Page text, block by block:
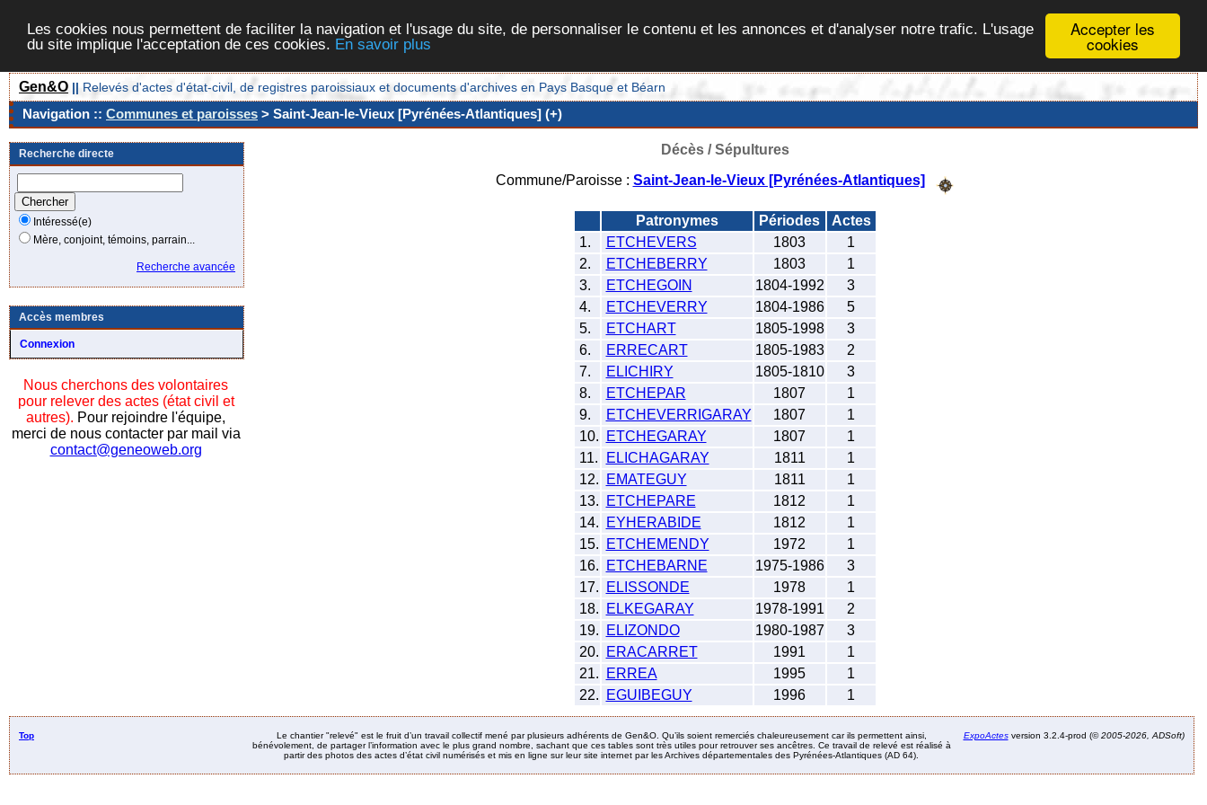
Accepter les
cookies
Les cookies nous permettent de faciliter la navigation et l'usage du site, de personnaliser le contenu et les annonces et d'analyser notre trafic. L'usage
du site implique l'acceptation de ces cookies. En savoir plus
Gen&O || Relevés d'actes d'état-civil, de registres paroissiaux et documents d'archives en Pays Basque et Béarn
Navigation :: Communes et paroisses > Saint-Jean-le-Vieux [Pyrénées-Atlantiques] (+)
Recherche directe
Intéressé(e)
Mère, conjoint, témoins, parrain...
Recherche avancée
Accès membres
Connexion
Nous cherchons des volontaires
pour relever des actes (état civil et
autres). Pour rejoindre l'équipe,
merci de nous contacter par mail via
contact@geneoweb.org
Décès / Sépultures
Commune/Paroisse : Saint-Jean-le-Vieux [Pyrénées-Atlantiques]
Patronymes Périodes
Actes
1.
ETCHEVERS 1803
1
2.
ETCHEBERRY 1803
1
3.
ETCHEGOIN 1804-1992
3
4.
ETCHEVERRY 1804-1986
5
5.
ETCHART 1805-1998
3
6.
ERRECART 1805-1983
2
7.
ELICHIRY 1805-1810
3
8.
ETCHEPAR 1807
1
9.
ETCHEVERRIGARAY 1807
1
10.
ETCHEGARAY 1807
1
11.
ELICHAGARAY 1811
1
12.
EMATEGUY 1811
1
13.
ETCHEPARE 1812
1
14.
EYHERABIDE 1812
1
15.
ETCHEMENDY 1972
1
16.
ETCHEBARNE 1975-1986
3
17.
ELISSONDE 1978
1
18.
ELKEGARAY 1978-1991
2
19.
ELIZONDO 1980-1987
3
20.
ERACARRET 1991
1
21.
ERREA 1995
1
22.
EGUIBEGUY 1996 1
Top
Le chantier "relevé" est le fruit d’un travail collectif mené par plusieurs adhérents de Gen&O. Qu’ils soient remerciés chaleureusement car ils permettent ainsi,
bénévolement, de partager l’information avec le plus grand nombre, sachant que ces tables sont très utiles pour retrouver ses ancêtres. Ce travail de relevé est réalisé à
partir des photos des actes d’état civil numérisés et mis en ligne sur leur site internet par les Archives départementales des Pyrénées-Atlantiques (AD 64).
ExpoActesversion 3.2.4-prod (©2005-2026, ADSoft)